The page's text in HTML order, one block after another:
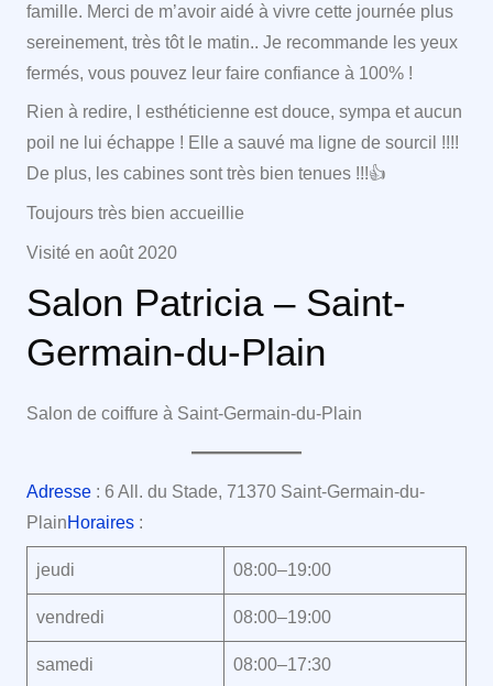
famille. Merci de m’avoir aidé à vivre cette journée plus
sereinement, très tôt le matin.. Je recommande les yeux
fermés, vous pouvez leur faire confiance à 100% !
Rien à redire, l esthéticienne est douce, sympa et aucun
poil ne lui échappe ! Elle a sauvé ma ligne de sourcil !!!!
De plus, les cabines sont très bien tenues !!!👍
Toujours très bien accueillie
Visité en août 2020
Salon Patricia – Saint-
Germain-du-Plain
Salon de coiffure à Saint-Germain-du-Plain
Adresse: 6 All. du Stade, 71370 Saint-Germain-du-
PlainHoraires:
jeudi 08:00–19:00
vendredi 08:00–19:00
samedi 08:00–17:30